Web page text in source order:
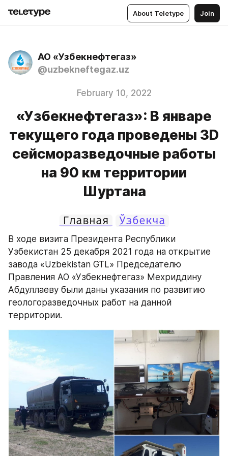
About Teletype Join
АО «Узбекнефтегаз»
@uzbekneftegaz.uz
February 10, 2022
«Узбекнефтегаз»: В январе
текущего года проведены 3D
сейсморазведочные работы
на 90 км территории
Шуртана
Главная Ўзбекча
В ходе визита Президента Республики
Узбекистан 25 декабря 2021 года на открытие
завода «Uzbekistan GTL» Председателю
Правления АО «Узбекнефтегаз» Мехриддину
Абдуллаеву были даны указания по развитию
геологоразведочных работ на данной
территории.